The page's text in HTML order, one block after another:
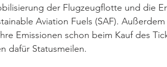
der Flugzeugflotte und die
Aviation Fuels (SAF).
Emissionen schon beim Kauf des
dafür Statusmeilen.